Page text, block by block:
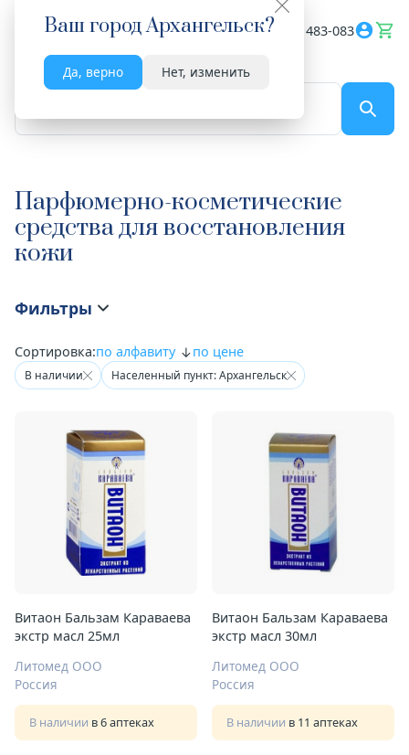
Ваш городАрхангельск?
Да, верно Нет, изменить
Весь сайт 8182 483-083
Парфюмерно-косметические
средства для восстановления
кожи
Фильтры
Сортировка:по алфавиту по цене
В наличии Населенный пункт: Архангельск
Витаон Бальзам Караваева
экстр масл 25мл
Литомед ООО
Россия
В наличии в 6 аптеках
Витаон Бальзам Караваева
экстр масл 30мл
Литомед ООО
Россия
В наличии в 11 аптеках